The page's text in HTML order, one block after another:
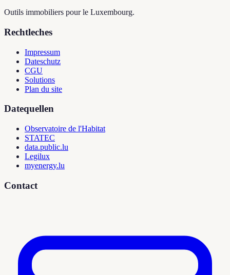
Outils immobiliers pour le Luxembourg.
Rechtleches
Impressum
Dateschutz
CGU
Solutions
Plan du site
Datequellen
Observatoire de l'Habitat
STATEC
data.public.lu
Legilux
myenergy.lu
Contact